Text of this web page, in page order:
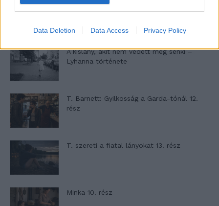
Data Deletion Data Access Privacy Policy
Altatógázos rablások Olaszországban
A kislány, akit nem védett meg senki –
Lyhanna története
T. Barnett: Gyilkosság a Garda-tónál 12.
rész
T. szereti a fiatal lányokat 13. rész
Minka 10. rész